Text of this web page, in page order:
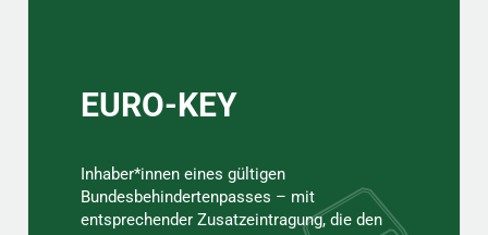
EURO-KEY
Inhaber*innen eines gültigen
Bundesbehindertenpasses – mit
entsprechender Zusatzeintragung, die den